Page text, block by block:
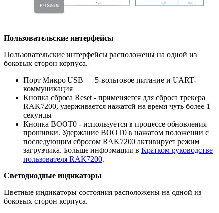
Пользовательские интерфейсы
Пользовательские интерфейсы расположены на одной из
боковых сторон корпуса.
Порт Микро USB — 5-вольтовое питание и UART-
коммуникация
Кнопка сброса Reset - применяется для сброса трекера
RAK7200, удерживается нажатой на время чуть более 1
секунды
Кнопка BOOT0 - используется в процессе обновления
прошивки. Удержание BOOT0 в нажатом положении с
последующим сбросом RAK7200 активирует режим
загрузчика. Больше информации в Кратком руководстве
пользователя RAK7200.
Светодиодные индикаторы
Цветные индикаторы состояния расположены на одной из
боковых сторон корпуса.